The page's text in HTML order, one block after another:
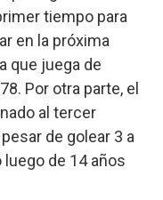
tiempo para
en la próxima
que juega de
Por otra parte, el
al tercer
pesar de golear 3 a
de 14 años